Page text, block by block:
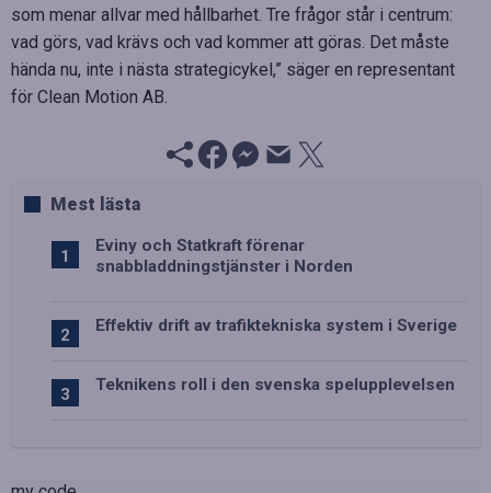
som menar allvar med hållbarhet. Tre frågor står i centrum:
vad görs, vad krävs och vad kommer att göras. Det måste
hända nu, inte i nästa strategicykel,” säger en representant
för Clean Motion AB.
Mest lästa
Eviny och Statkraft förenar
snabbladdningstjänster i Norden
Effektiv drift av trafiktekniska system i Sverige
Teknikens roll i den svenska spelupplevelsen